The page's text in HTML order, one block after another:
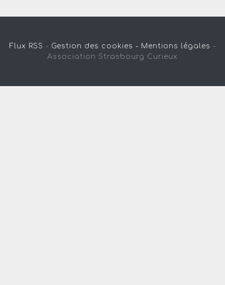
Flux RSS - Gestion des cookies - Mentions légales -
Association Strasbourg Curieux